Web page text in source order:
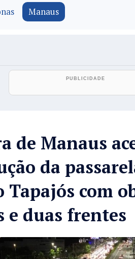
Manaus
de Manaus
da
Tapajós com
e duas frentes